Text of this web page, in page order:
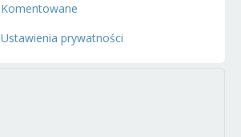
Komentowane
Ustawienia prywatności